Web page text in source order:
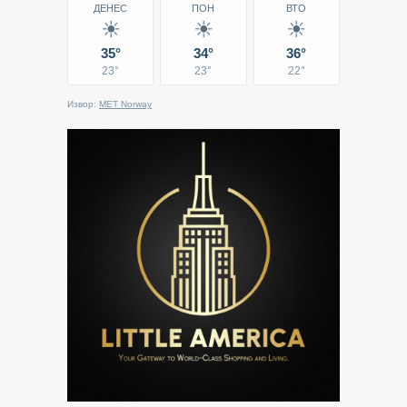
ДЕНЕС
☀
35°
23°
ПОН
☀
34°
23°
ВТО
☀
36°
22°
Извор: MET Norway